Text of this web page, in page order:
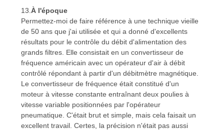
13. À l'époque
Permettez-moi de faire référence à une technique vieille
de 50 ans que j'ai utilisée et qui a donné d'excellents
résultats pour le contrôle du débit d'alimentation des
grands filtres. Elle consistait en un convertisseur de
fréquence américain avec un opérateur d'air à débit
contrôlé répondant à partir d'un débitmètre magnétique.
Le convertisseur de fréquence était constitué d'un
moteur à vitesse constante entraînant deux poulies à
vitesse variable positionnées par l'opérateur
pneumatique. C'était brut et simple, mais cela faisait un
excellent travail. Certes, la précision n'était pas aussi